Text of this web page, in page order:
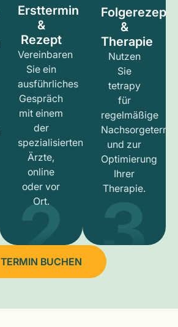
Ersttermin
&
Rezept
Vereinbaren
Sie ein
ausführliches
Gespräch
mit einem
der
spezialisierten
Ärzte,
online
oder vor
Ort.
2
Folgerezept
&
Therapie
Nutzen
Sie
tetrapy
für
regelmäßige
und zur
Optimierung
Ihrer
Therapie.
3
TERMIN BUCHEN